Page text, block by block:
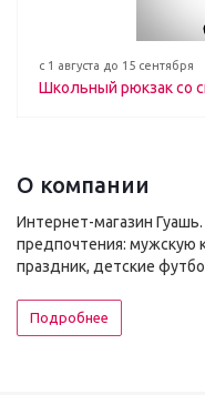
с 1 августа до 15 сентября
Школьный рюкзак со
О компании
Интернет-магазин
предпочтения: мужскую
праздник, детские
Подробнее